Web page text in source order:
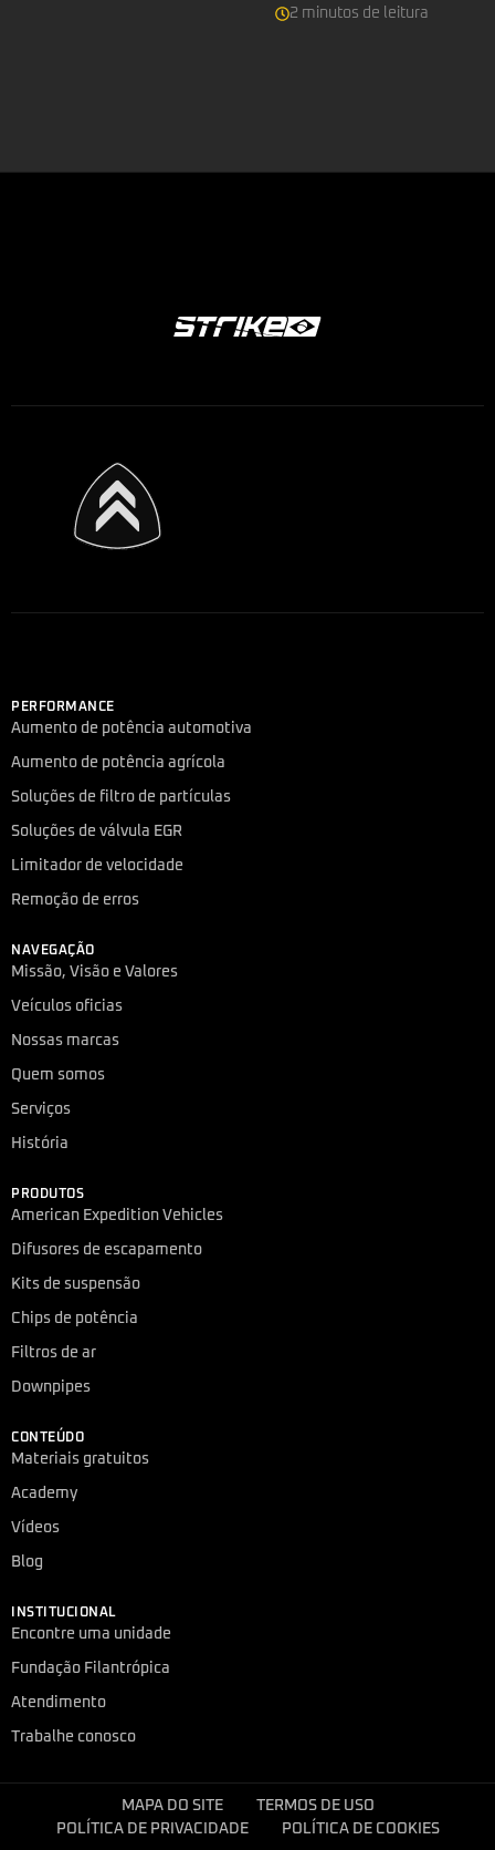
2 minutos de leitura
PERFORMANCE
Aumento de potência automotiva
Aumento de potência agrícola
Soluções de filtro de partículas
Soluções de válvula EGR
Limitador de velocidade
Remoção de erros
NAVEGAÇÃO
Missão, Visão e Valores
Veículos oficias
Nossas marcas
Quem somos
Serviços
História
PRODUTOS
American Expedition Vehicles
Difusores de escapamento
Kits de suspensão
Chips de potência
Filtros de ar
Downpipes
CONTEÚDO
Materiais gratuitos
Academy
Vídeos
Blog
INSTITUCIONAL
Encontre uma unidade
Fundação Filantrópica
Atendimento
Trabalhe conosco
MAPA DO SITE
TERMOS DE USO
POLÍTICA DE PRIVACIDADE
POLÍTICA DE COOKIES